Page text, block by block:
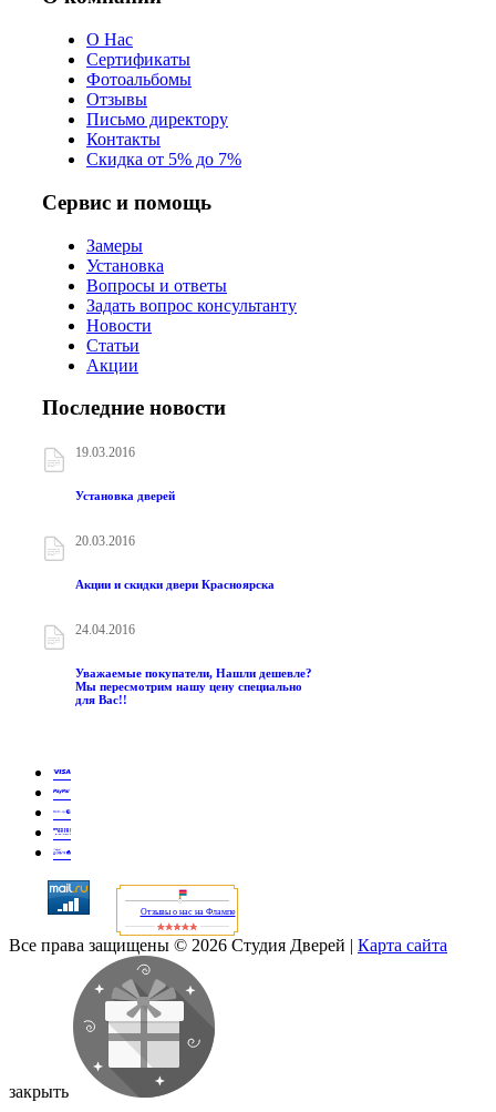
О Нас
Сертификаты
Фотоальбомы
Отзывы
Письмо директору
Контакты
Скидка от 5% до 7%
Сервис и помощь
Замеры
Установка
Вопросы и ответы
Задать вопрос консультанту
Новости
Статьи
Акции
Последние новости
19.03.2016
Установка дверей
20.03.2016
Акции и скидки двери Красноярска
24.04.2016
Уважаемые покупатели, Нашли дешевле?
Мы пересмотрим нашу цену специально
для Вас!!
Отзывы о нас на Флампе
Все права защищены © 2026 Студия Дверей | Карта сайта
закрыть